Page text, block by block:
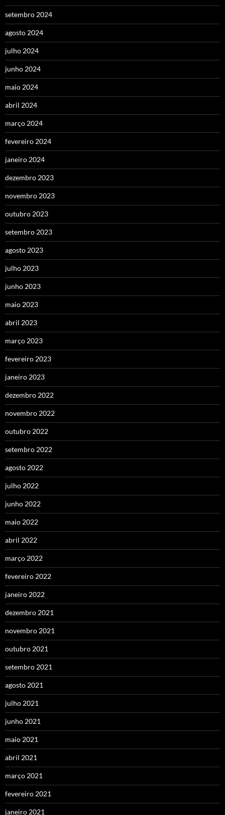
setembro 2024
agosto 2024
julho 2024
junho 2024
maio 2024
abril 2024
março 2024
fevereiro 2024
janeiro 2024
dezembro 2023
novembro 2023
outubro 2023
setembro 2023
agosto 2023
julho 2023
junho 2023
maio 2023
abril 2023
março 2023
fevereiro 2023
janeiro 2023
dezembro 2022
novembro 2022
outubro 2022
setembro 2022
agosto 2022
julho 2022
junho 2022
maio 2022
abril 2022
março 2022
fevereiro 2022
janeiro 2022
dezembro 2021
novembro 2021
outubro 2021
setembro 2021
agosto 2021
julho 2021
junho 2021
maio 2021
abril 2021
março 2021
fevereiro 2021
janeiro 2021